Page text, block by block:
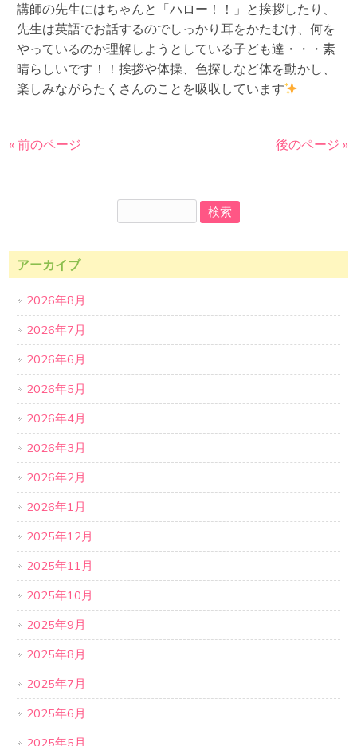
講師の先生にはちゃんと「ハロー！！」と挨拶したり、
先生は英語でお話するのでしっかり耳をかたむけ、何を
やっているのか理解しようとしている子ども達・・・素
晴らしいです！！挨拶や体操、色探しなど体を動かし、
楽しみながらたくさんのことを吸収しています
« 前のページ 後のページ »
アーカイブ
2026年8月
2026年7月
2026年6月
2026年5月
2026年4月
2026年3月
2026年2月
2026年1月
2025年12月
2025年11月
2025年10月
2025年9月
2025年8月
2025年7月
2025年6月
2025年5月